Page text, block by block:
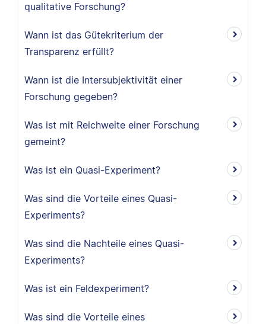
qualitative Forschung?
Wann ist das Gütekriterium der
Transparenz erfüllt?
Wann ist die Intersubjektivität einer
Forschung gegeben?
Was ist mit Reichweite einer Forschung
gemeint?
Was ist ein Quasi-Experiment?
Was sind die Vorteile eines Quasi-
Experiments?
Was sind die Nachteile eines Quasi-
Experiments?
Was ist ein Feldexperiment?
Was sind die Vorteile eines